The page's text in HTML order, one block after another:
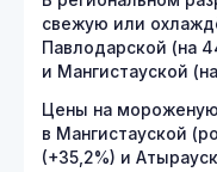
свежую или
Павлодарской (на
и Мангистауской
Цены на
в Мангистауской
(+35,2%) и